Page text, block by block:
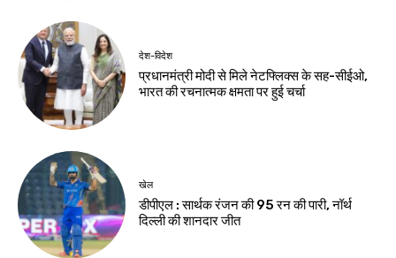
देश-विदेश
प्रधानमंत्री मोदी से मिले नेटफ्लिक्स के सह-सीईओ,
भारत की रचनात्मक क्षमता पर हुई चर्चा
खेल
डीपीएल : सार्थक रंजन की 95 रन की पारी, नॉर्थ
दिल्ली की शानदार जीत